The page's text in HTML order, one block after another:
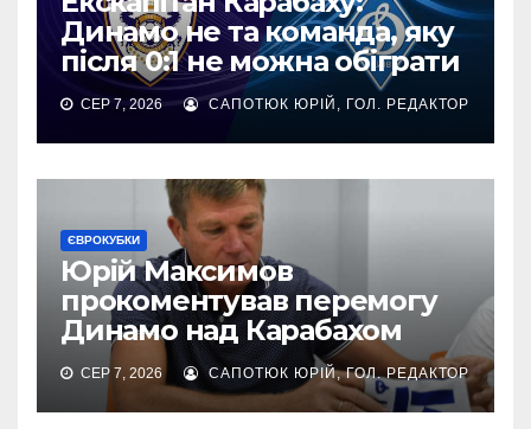
Динамо не та команда, яку
після 0:1 не можна обіграти
СЕР 7, 2026 САПОТЮК ЮРІЙ, ГОЛ. РЕДАКТОР
ЄВРОКУБКИ
Юрій Максимов
прокоментував перемогу
Динамо над Карабахом
СЕР 7, 2026 САПОТЮК ЮРІЙ, ГОЛ. РЕДАКТОР